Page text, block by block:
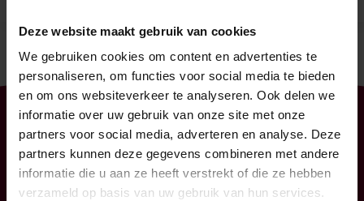
Deze website maakt gebruik van cookies
We gebruiken cookies om content en advertenties te
personaliseren, om functies voor social media te bieden
en om ons websiteverkeer te analyseren. Ook delen we
informatie over uw gebruik van onze site met onze
partners voor social media, adverteren en analyse. Deze
partners kunnen deze gegevens combineren met andere
informatie die u aan ze heeft verstrekt of die ze hebben
verzameld op basis van uw gebruik van hun services.
Particulier
Uw mobiliteit
Uw woning en
Professioneel
Uw bedrijf
KMO